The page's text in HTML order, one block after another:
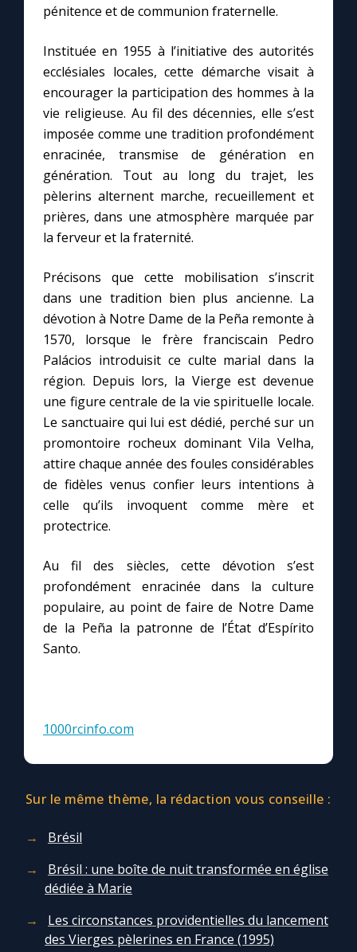
Mes intentions de prière
Une neuvaine
1000 Raisons de Croire
Chapelet pour le monde
Faire un don
Marie de Nazareth
pénitence et de communion fraternelle.
Instituée en 1955 à l’initiative des autorités
ecclésiales locales, cette démarche visait à
encourager la participation des hommes à la
vie religieuse. Au fil des décennies, elle s’est
imposée comme une tradition profondément
enracinée, transmise de génération en
génération. Tout au long du trajet, les
pèlerins alternent marche, recueillement et
prières, dans une atmosphère marquée par
la ferveur et la fraternité.
Précisons que cette mobilisation s’inscrit
dans une tradition bien plus ancienne. La
dévotion à Notre Dame de la Peña remonte à
1570, lorsque le frère franciscain Pedro
Palácios introduisit ce culte marial dans la
région. Depuis lors, la Vierge est devenue
une figure centrale de la vie spirituelle locale.
Le sanctuaire qui lui est dédié, perché sur un
promontoire rocheux dominant Vila Velha,
attire chaque année des foules considérables
de fidèles venus confier leurs intentions à
celle qu’ils invoquent comme mère et
protectrice.
Au fil des siècles, cette dévotion s’est
profondément enracinée dans la culture
populaire, au point de faire de Notre Dame
de la Peña la patronne de l’État d’Espírito
Santo.
1000rcinfo.com
Sur le même thème, la rédaction vous conseille :
Brésil
Brésil : une boîte de nuit transformée en église
dédiée à Marie
Les circonstances providentielles du lancement
des Vierges pèlerines en France (1995)